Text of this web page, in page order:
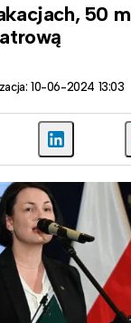
50
10-06-2024 13:03